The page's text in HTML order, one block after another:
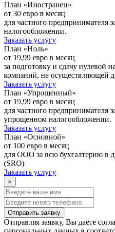
План «Иностранец»
от 30 евро в месяц
для частного предпринимателя
налогообложении.
Заказать услугу
План «Ноль»
от 19,99 евро в месяц
за подготовку и сдачу нулевой
компаний, не осуществляющей
Заказать услугу
План «Упрощенный»
от 19,99 евро в месяц
для частного предпринимателя
упрощенном налогообложении.
Заказать услугу
План «Основной»
от 100 евро в месяц
для ООО за всю бухгалтерию в
(SRO)
Заказать услугу
×
Отправить заявку
Отправляя заявку, Вы даёте